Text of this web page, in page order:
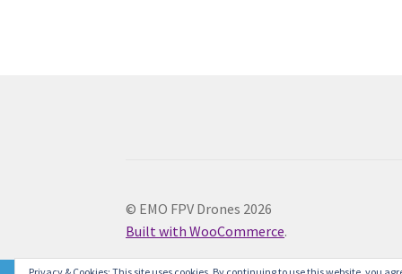
© EMO FPV Drones 2026
Built with WooCommerce.